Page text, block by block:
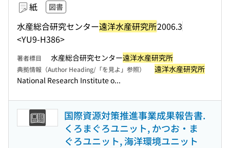
紙 図書
水産総合研究センター遠洋水産研究所2006.3
<YU9-H386>
著者標目 水産総合研究センター遠洋水産研究所
典拠情報（Author Heading/「を見よ」参照）
遠洋水産研究所
National Research Institute o...
国際資源対策推進事業成果報告書.
くろまぐろユニット, かつお・ま
ぐろユニット, 海洋環境ユニット